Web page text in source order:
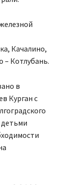
Качалино,
– Котлубань.
в
Курган с